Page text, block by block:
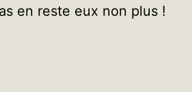
en reste eux non plus !